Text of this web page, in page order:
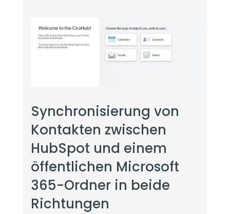
Synchronisierung von
Kontakten zwischen
HubSpot und einem
öffentlichen Microsoft
365-Ordner in beide
Richtungen